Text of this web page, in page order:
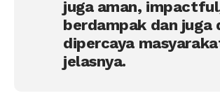
juga aman,
berdampak dan juga
dipercaya
jelasnya.